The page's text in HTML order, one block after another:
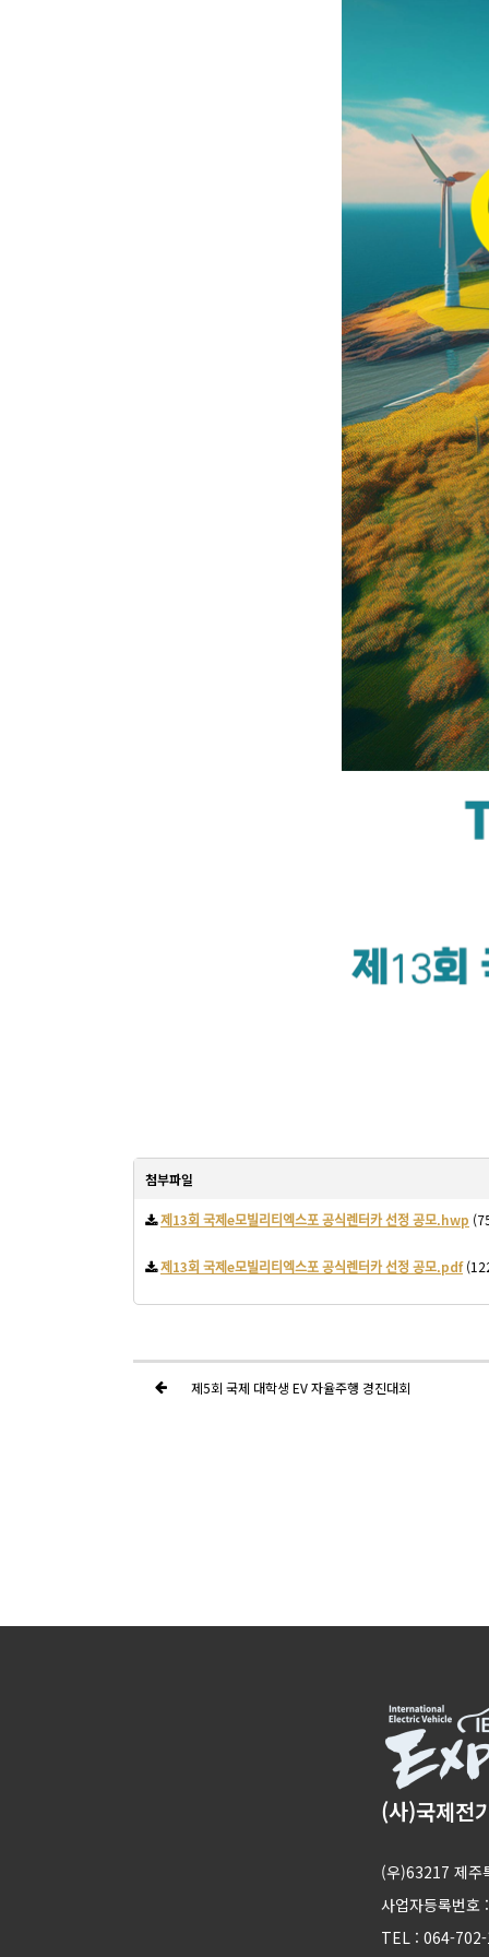
첨부파일
제13회 국제e모빌리티엑스포 공식렌터카 선정 공모.hwp
제13회 국제e모빌리티엑스포 공식렌터카 선정 공모.pdf
제5회 국제 대학생 EV 자율주행 경진대회
(사)국제전
(우)63217 제주
사업자등록번
TEL : 064-